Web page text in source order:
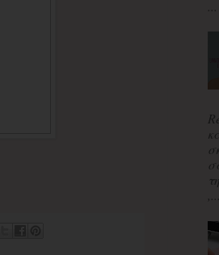
,...